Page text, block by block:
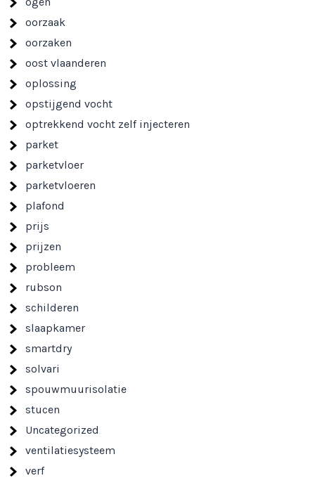
oorzaak
oorzaken
oost vlaanderen
oplossing
opstijgend vocht
optrekkend vocht zelf injecteren
parket
parketvloer
parketvloeren
plafond
prijs
prijzen
probleem
rubson
schilderen
slaapkamer
smartdry
solvari
spouwmuurisolatie
stucen
Uncategorized
ventilatiesysteem
verf